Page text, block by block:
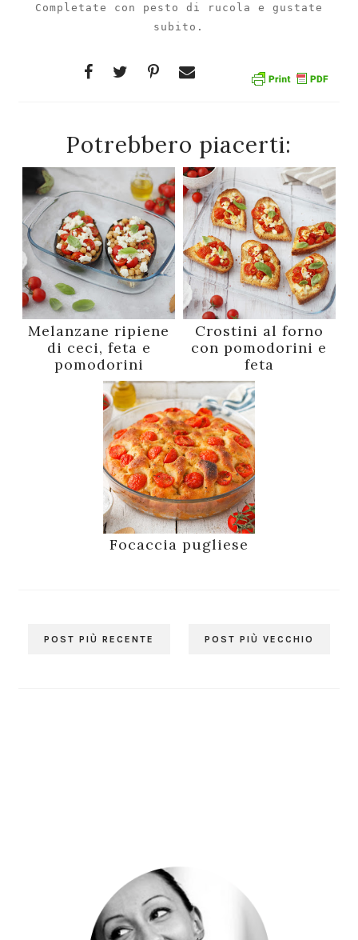
Completate con pesto di rucola e gustate
subito.
Potrebbero piacerti:
Melanzane ripiene
di ceci, feta e
pomodorini
Crostini al forno
con pomodorini e
feta
Focaccia pugliese
POST PIÙ RECENTE POST PIÙ VECCHIO